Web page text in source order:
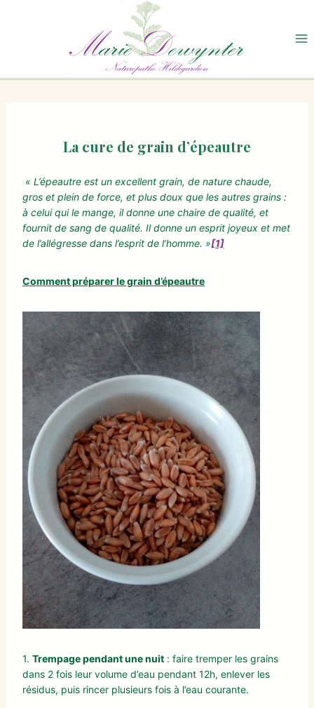
La cure de grain d’épeautre
« L’épeautre est un excellent grain, de nature chaude,
gros et plein de force, et plus doux que les autres grains :
à celui qui le mange, il donne une chaire de qualité, et
fournit de sang de qualité. Il donne un esprit joyeux et met
de l’allégresse dans l’esprit de l’homme. »[1]
Comment préparer le grain d’épeautre
1. Trempage pendant une nuit : faire tremper les grains
dans 2 fois leur volume d’eau pendant 12h, enlever les
résidus, puis rincer plusieurs fois à l’eau courante.